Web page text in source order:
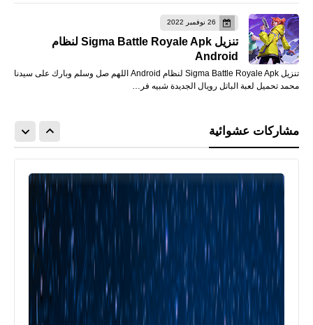
26 نوفمبر 2022
تنزيل Sigma Battle Royale Apk لنظام
Android
تنزيل Sigma Battle Royale Apk لنظام Android اللهم صل وسلم وبارك على سيدنا
محمد تحميل لعبة الباتل رويال الجديدة شبيه فر…
مشاركات عشوائية